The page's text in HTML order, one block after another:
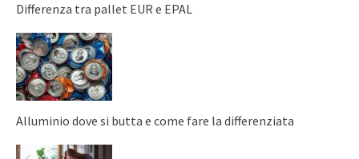
Differenza tra pallet EUR e EPAL
Alluminio dove si butta e come fare la differenziata